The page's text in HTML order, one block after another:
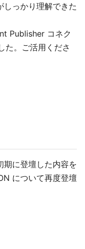
しっかり理解できた
Publisher コネク
た。ご活用くださ
期に登壇した内容を
について再度登壇